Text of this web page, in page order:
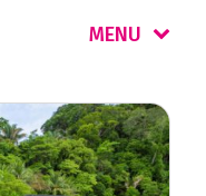
MENU